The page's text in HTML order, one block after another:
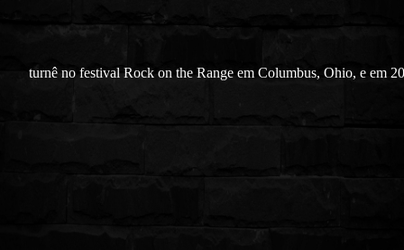
turnê no festival Rock on the Range em Columbus, Ohio, e em